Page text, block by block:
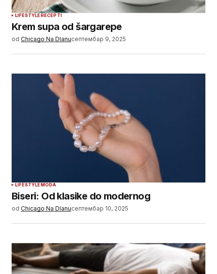
LIFESTYLERECEPTI
Krem supa od šargarepe
od Chicago Na Dlanuсептембар 9, 2025
LIFESTYLEMODA
Biseri: Od klasike do modernog
od Chicago Na Dlanuсептембар 10, 2025